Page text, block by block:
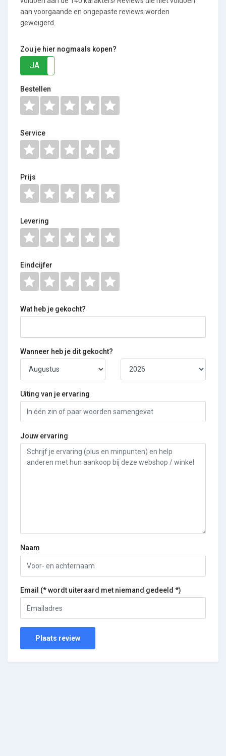
aan voorgaande en ongepaste reviews worden
geweigerd.
Zou je hier nogmaals kopen?
JA
Bestellen
Service
Prijs
Levering
Eindcijfer
Wat heb je gekocht?
Wanneer heb je dit gekocht?
Uiting van je ervaring
Jouw ervaring
Naam
Email (* wordt uiteraard met niemand gedeeld *)
Plaats review